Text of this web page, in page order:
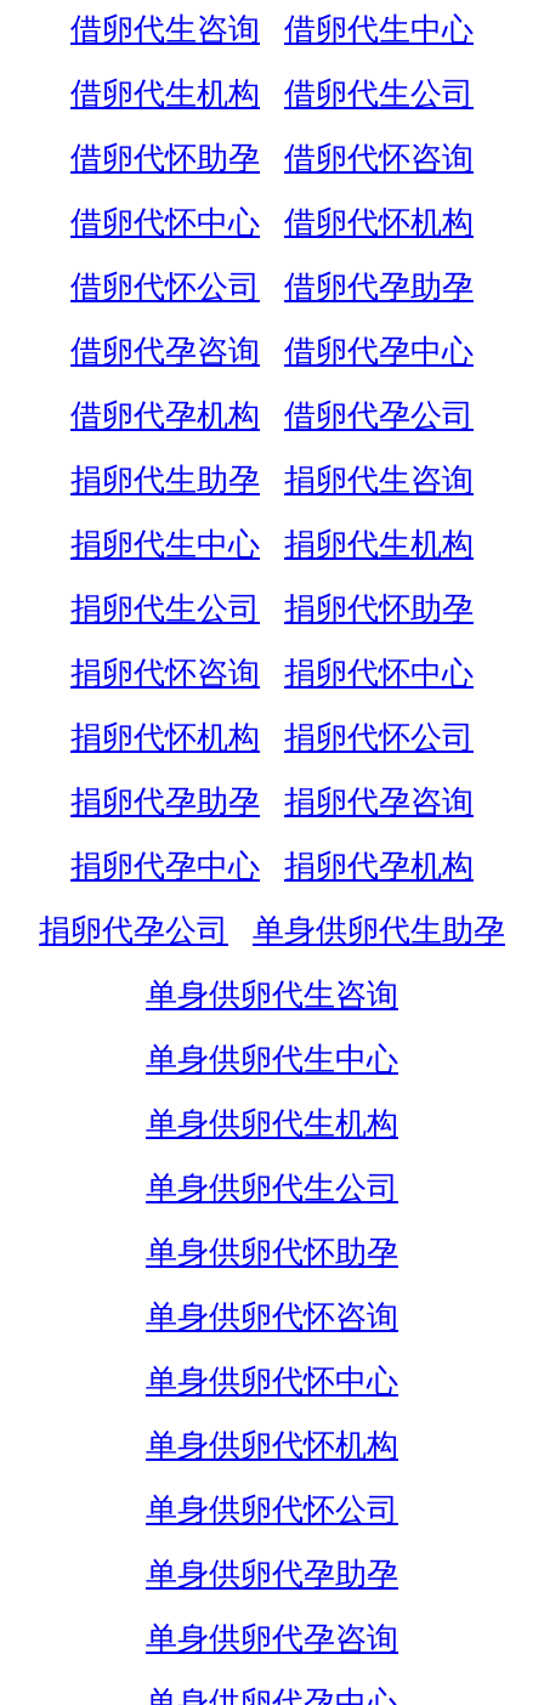
借卵代生咨询
借卵代生中心
借卵代生机构
借卵代生公司
借卵代怀助孕
借卵代怀咨询
借卵代怀中心
借卵代怀机构
借卵代怀公司
借卵代孕助孕
借卵代孕咨询
借卵代孕中心
借卵代孕机构
借卵代孕公司
捐卵代生助孕
捐卵代生咨询
捐卵代生中心
捐卵代生机构
捐卵代生公司
捐卵代怀助孕
捐卵代怀咨询
捐卵代怀中心
捐卵代怀机构
捐卵代怀公司
捐卵代孕助孕
捐卵代孕咨询
捐卵代孕中心
捐卵代孕机构
捐卵代孕公司
单身供卵代生助孕
单身供卵代生咨询
单身供卵代生中心
单身供卵代生机构
单身供卵代生公司
单身供卵代怀助孕
单身供卵代怀咨询
单身供卵代怀中心
单身供卵代怀机构
单身供卵代怀公司
单身供卵代孕助孕
单身供卵代孕咨询